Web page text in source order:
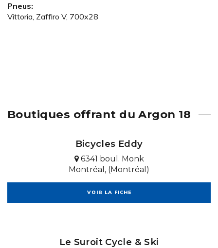
Pneus:
Vittoria, Zaffiro V, 700x28
Boutiques offrant du Argon 18
Bicycles Eddy
6341 boul. Monk
Montréal, (Montréal)
VOIR LA FICHE
Le Suroit Cycle & Ski